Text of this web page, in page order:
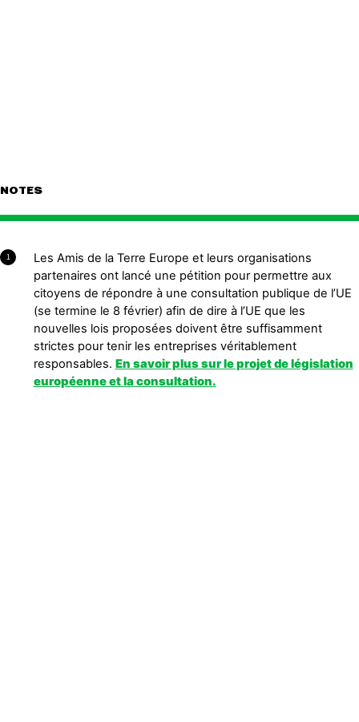
NOTES
1
Les Amis de la Terre Europe et leurs organisations
partenaires ont lancé une pétition pour permettre aux
citoyens de répondre à une consultation publique de l’UE
(se termine le 8 février) afin de dire à l’UE que les
nouvelles lois proposées doivent être suffisamment
strictes pour tenir les entreprises véritablement
responsables. En savoir plus sur le projet de législation
européenne et la consultation.